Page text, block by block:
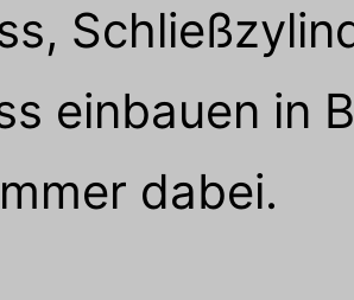
einbauen in
dabei.